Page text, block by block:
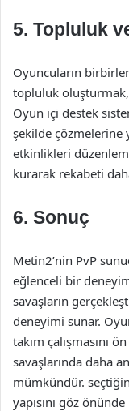
5. Topluluk
Oyuncuların
topluluk oluşturmak,
Oyun içi destek
şekilde çözmelerine
etkinlikleri
kurarak rekabeti
6. Sonuç
Metin2’nin PvP
eğlenceli bir
savaşların
deneyimi sunar.
takım çalışmasını
savaşlarında daha
mümkündür.
yapısını göz